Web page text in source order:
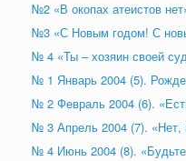
№2 «В окопах атеистов
№3 «С Новым годом! С
№ 4 «Ты – хозяин своей
№ 1 Январь 2004 (5).
№ 2 Февраль 2004 (6).
№ 3 Апрель 2004 (7).
№ 4 Июнь 2004 (8). «Будьте